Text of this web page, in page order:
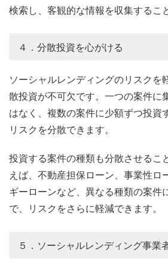
検索し、客観的な情報を収集するこ
４．分散投資を心がける
ソーシャルレンディングのリスクを
散投資が不可欠です。一つの案件に
はなく、複数の案件に少額ずつ投資
リスクを分散できます。
投資する案件の種類も分散させるこ
えば、不動産担保ローン、事業性ロ
ギーローンなど、異なる種類の案件
で、リスクをさらに軽減できます。
５．ソーシャルレンディング事業